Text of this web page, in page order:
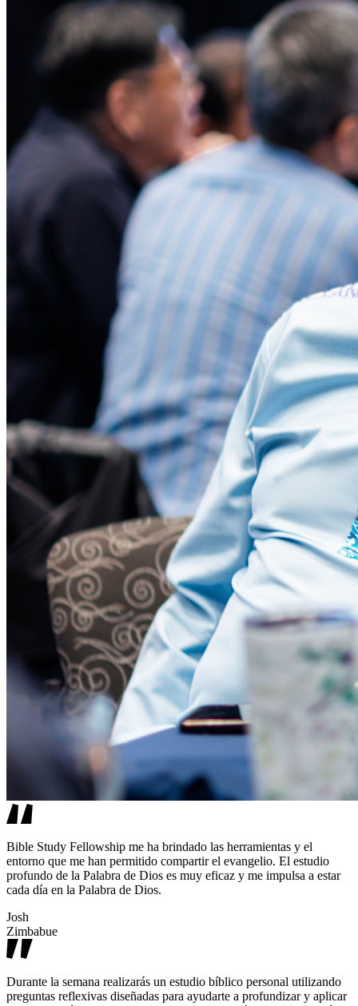
Bible Study Fellowship me ha brindado las herramientas y el
entorno que me han permitido compartir el evangelio. El estudio
profundo de la Palabra de Dios es muy eficaz y me impulsa a estar
cada día en la Palabra de Dios.
Josh
Zimbabue
Durante la semana realizarás un estudio bíblico personal utilizando
preguntas reflexivas diseñadas para ayudarte a profundizar y aplicar